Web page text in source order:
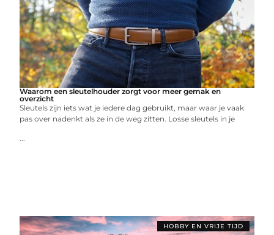
Waarom een sleutelhouder zorgt voor meer gemak en
overzicht
Sleutels zijn iets wat je iedere dag gebruikt, maar waar je vaak
pas over nadenkt als ze in de weg zitten. Losse sleutels in je
...
HOBBY EN VRIJE TIJD